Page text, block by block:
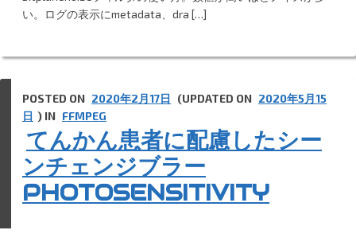
a
い。ログの表示にmetadata、dra […]
てんかん患者に配慮したシー
ンチェンジブラー
PHOTOSENSITIVITY
POSTED ON 2020年2月17日 (UPDATED ON 2020年5月15
日 ) IN FFMPEG